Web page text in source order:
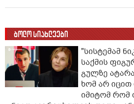
ბოლო სიახლეები
"სისტემამ
საქმის
გულზე
ხომ არ იცით
იმიტომ რომ